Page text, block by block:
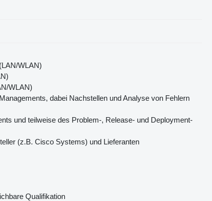
WLAN)
WLAN)
dabei Nachstellen und Analyse von Fehlern
und teilweise des Problem-, Release- und Deployment-
(z.B. Cisco Systems) und Lieferanten
Qualifikation